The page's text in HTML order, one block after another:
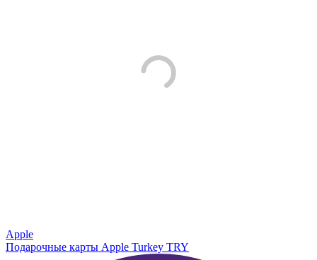
Apple
Подарочные карты Apple Turkey TRY